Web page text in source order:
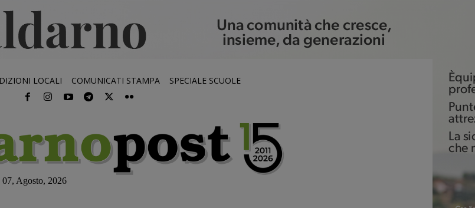
LOCALI COMUNICATI STAMPA SPECIALE SCUOLE
07, Agosto, 2026